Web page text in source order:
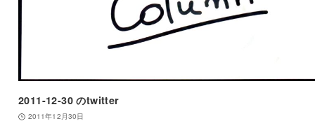
2011-12-30 のtwitter
2011年12月30日